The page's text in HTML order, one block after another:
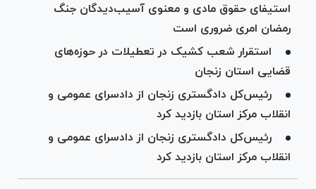
استیفای حقوق مادی و معنوی آسیب‌دیدگان جنگ
رمضان امری ضروری است
استقرار شعب کشیک در تعطیلات در حوزه‌های
قضایی استان زنجان
رئیس‌کل دادگستری زنجان از دادسرای عمومی و
انقلاب مرکز استان بازدید کرد
رئیس‌کل دادگستری زنجان از دادسرای عمومی و
انقلاب مرکز استان بازدید کرد